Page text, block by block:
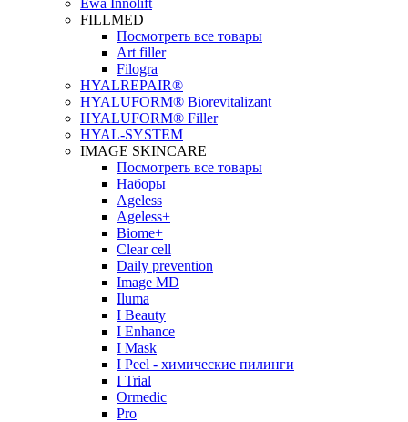
Ewa Innolift
FILLMED
Посмотреть все товары
Art filler
Filogra
НYALREPAIR®
HYALUFORM® Biorevitalizant
HYALUFORM® Filler
HYAL-SYSTEM
IMAGE SKINCARE
Посмотреть все товары
Наборы
Ageless
Ageless+
Biome+
Clear cell
Daily prevention
Image MD
Iluma
I Beauty
I Enhance
I Mask
I Peel - химические пилинги
I Trial
Ormedic
Pro